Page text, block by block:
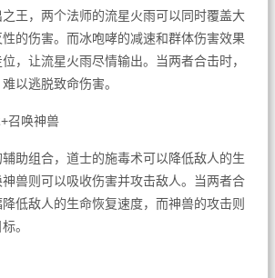
王，两个法师的流星火雨可以同时覆盖大
的伤害。而冰咆哮的减速和群体伤害效果
，让流星火雨尽情输出。当两者合击时，
以逃脱致命伤害。
召唤神兽
助组合，道士的施毒术可以降低敌人的生
兽则可以吸收伤害并攻击敌人。当两者合
低敌人的生命恢复速度，而神兽的攻击则
。